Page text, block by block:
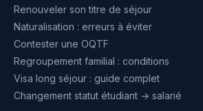
Renouveler son titre de séjour
Naturalisation : erreurs à éviter
Contester une OQTF
Regroupement familial : conditions
Visa long séjour : guide complet
Changement statut étudiant → salarié